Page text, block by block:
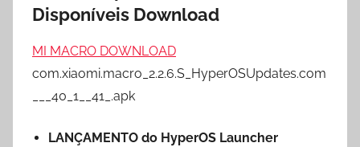
Disponíveis Download
MI MACRO DOWNLOAD
com.xiaomi.macro_2.2.6.S_HyperOSUpdates.com
___40_1__41_.apk
LANÇAMENTO do HyperOS Launcher